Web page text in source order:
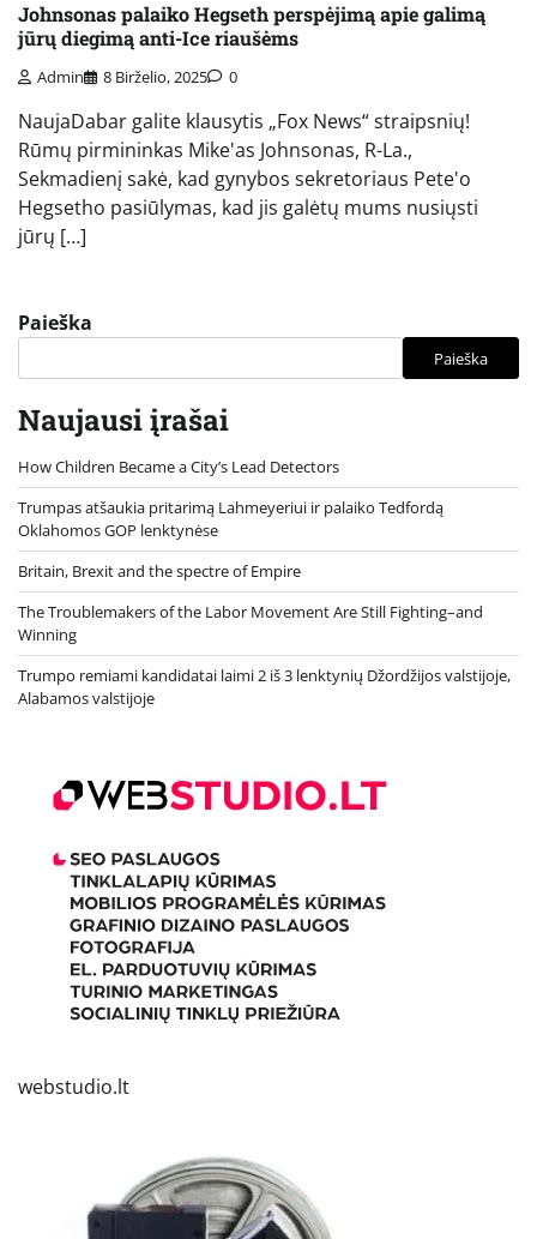
Johnsonas palaiko Hegseth perspėjimą apie galimą
jūrų diegimą anti-Ice riaušėms
Admin 8 Birželio, 2025 0
NaujaDabar galite klausytis „Fox News“ straipsnių!
Rūmų pirmininkas Mike'as Johnsonas, R-La.,
Sekmadienį sakė, kad gynybos sekretoriaus Pete'o
Hegsetho pasiūlymas, kad jis galėtų mums nusiųsti
jūrų […]
Paieška
Paieška
Naujausi įrašai
How Children Became a City’s Lead Detectors
Trumpas atšaukia pritarimą Lahmeyeriui ir palaiko Tedfordą
Oklahomos GOP lenktynėse
Britain, Brexit and the spectre of Empire
The Troublemakers of the Labor Movement Are Still Fighting–and
Winning
Trumpo remiami kandidatai laimi 2 iš 3 lenktynių Džordžijos valstijoje,
Alabamos valstijoje
webstudio.lt